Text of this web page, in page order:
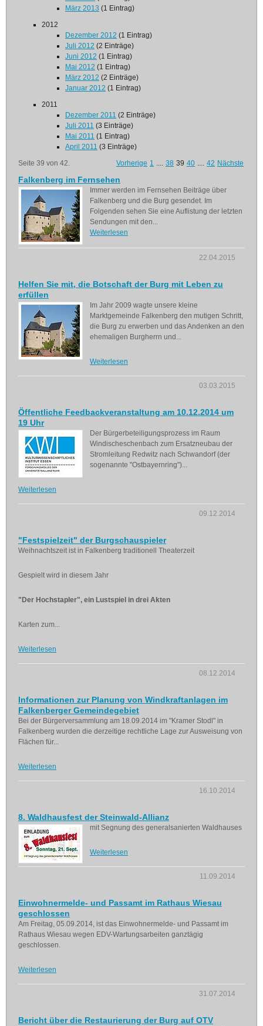
März 2013 (1 Eintrag)
2012
Dezember 2012 (1 Eintrag)
Juli 2012 (2 Einträge)
Juni 2012 (1 Eintrag)
Mai 2012 (1 Eintrag)
März 2012 (2 Einträge)
Januar 2012 (1 Eintrag)
2011
Dezember 2011 (2 Einträge)
Juli 2011 (3 Einträge)
Mai 2011 (1 Eintrag)
April 2011 (3 Einträge)
Seite 39 von 42.
Vorherige 1 .... 38 39 40 .... 42 Nächste
Falkenberg im Fernsehen
Immer werden im Fernsehen Beiträge über
Falkenberg und die Burg gesendet. Im
Folgenden sehen Sie eine Auflistung der letzten
Sendungen mit den...
Weiterlesen
22.04.2015
Helfen Sie mit, die Botschaft der Burg mit Leben zu
erfüllen
Im Jahr 2009 wagte unsere kleine
Marktgemeinde Falkenberg den mutigen Schritt,
die Burg zu erwerben und das Andenken an den
ehemaligen Burgherrn und...
Weiterlesen
03.03.2015
Öffentliche Feedbackveranstaltung am 10.12.2014 um
19 Uhr
Der Bürgerbeteiligungsprozess im Raum
Windischeschenbach zum Ersatzneubau der
Stromleitung Redwitz nach Schwandorf (der
sogenannte "Ostbayernring")...
Weiterlesen
09.12.2014
"Festspielzeit" der Burgschauspieler
Weihnachtszeit ist in Falkenberg traditionell Theaterzeit
Gespielt wird in diesem Jahr
"Der Hochstapler", ein Lustspiel in drei Akten
Karten zum...
Weiterlesen
08.12.2014
Informationen zur Planung von Windkraftanlagen im
Falkenberger Gemeindegebiet
Bei der Bürgerversammlung am 18.09.2014 im "Kramer Stodl" in
Falkenberg wurden die derzeitige rechtliche Lage zur Ausweisung von
Flächen für...
Weiterlesen
16.10.2014
8. Waldhausfest der Steinwald-Allianz
mit Segnung des generalsanierten Waldhauses
Weiterlesen
11.09.2014
Einwohnermelde- und Passamt im Rathaus Wiesau
geschlossen
Am Freitag, 05.09.2014, ist das Einwohnermelde- und Passamt im
Rathaus Wiesau wegen EDV-Wartungsarbeiten ganztägig
geschlossen.
Weiterlesen
31.07.2014
Bericht über die Restaurierung der Burg auf OTV